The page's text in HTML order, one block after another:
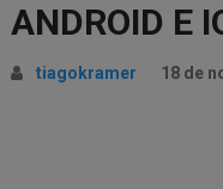
ANDROID E
tiagokramer 18 de